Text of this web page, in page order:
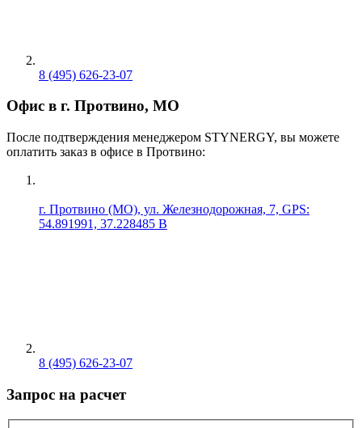
8 (495) 626-23-07
Офис в г. Протвино, МО
После подтверждения менеджером STYNERGY, вы можете
оплатить заказ в офисе в Протвино:
г. Протвино (МО), ул. Железнодорожная, 7, GPS:
54.891991, 37.228485 В
8 (495) 626-23-07
Запрос на расчет